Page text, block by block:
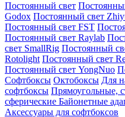
Постоянный свет
Godox Постоянный свет
Постоянный свет FST
Постоянный свет Raylab
свет SmallRig Постоянный
Rotolight Постоянный свет
Постоянный свет YongNuo
Софтбоксы Октобоксы Для
софтбоксы Прямоугольные,
сферические Байонетныe
Аксессуары для софтбоксов